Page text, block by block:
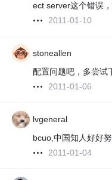
ect server这个错误
2011-01-10
stoneallen
配置问题吧，多尝试
2011-01-06
lvgeneral
bcuo,中国知人好好努
2011-01-04